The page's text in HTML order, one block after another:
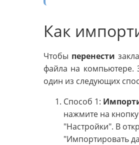
Как
Чтобы перенести
файла на компьютере.
один из следующих
Способ 1:
нажмите на
"Настройки". В
"Импортировать